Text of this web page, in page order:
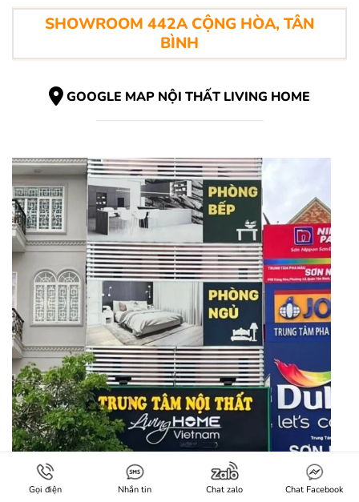
SHOWROOM 442A CỘNG HÒA, TÂN
BÌNH
GOOGLE MAP NỘI THẤT LIVING HOME
Gọi điện Nhắn tin Chat zalo Chat Facebook